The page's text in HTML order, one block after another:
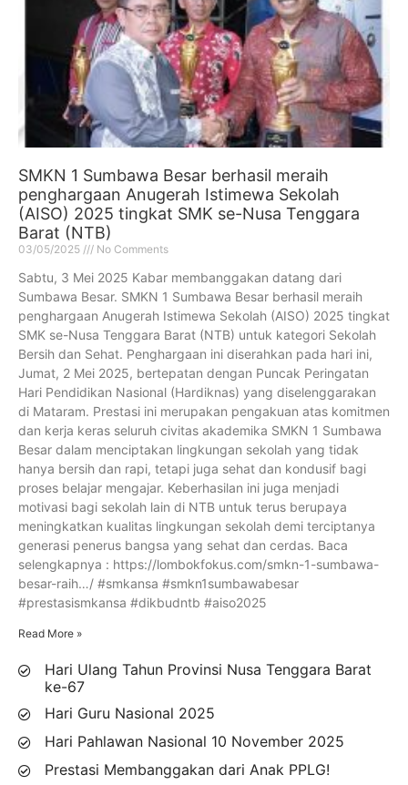
SMKN 1 Sumbawa Besar berhasil meraih
penghargaan Anugerah Istimewa Sekolah
(AISO) 2025 tingkat SMK se-Nusa Tenggara
Barat (NTB)
03/05/2025 No Comments
Sabtu, 3 Mei 2025 Kabar membanggakan datang dari
Sumbawa Besar. SMKN 1 Sumbawa Besar berhasil meraih
penghargaan Anugerah Istimewa Sekolah (AISO) 2025 tingkat
SMK se-Nusa Tenggara Barat (NTB) untuk kategori Sekolah
Bersih dan Sehat. Penghargaan ini diserahkan pada hari ini,
Jumat, 2 Mei 2025, bertepatan dengan Puncak Peringatan
Hari Pendidikan Nasional (Hardiknas) yang diselenggarakan
di Mataram. Prestasi ini merupakan pengakuan atas komitmen
dan kerja keras seluruh civitas akademika SMKN 1 Sumbawa
Besar dalam menciptakan lingkungan sekolah yang tidak
hanya bersih dan rapi, tetapi juga sehat dan kondusif bagi
proses belajar mengajar. Keberhasilan ini juga menjadi
motivasi bagi sekolah lain di NTB untuk terus berupaya
meningkatkan kualitas lingkungan sekolah demi terciptanya
generasi penerus bangsa yang sehat dan cerdas. Baca
selengkapnya : https://lombokfokus.com/smkn-1-sumbawa-
besar-raih…/ #smkansa #smkn1sumbawabesar
#prestasismkansa #dikbudntb #aiso2025
Read More »
Hari Ulang Tahun Provinsi Nusa Tenggara Barat
ke-67
Hari Guru Nasional 2025
Hari Pahlawan Nasional 10 November 2025
Prestasi Membanggakan dari Anak PPLG!